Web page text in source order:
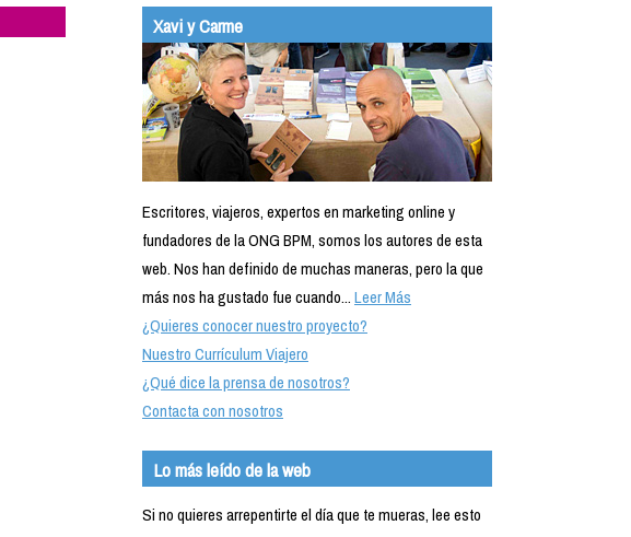
Xavi y Carme
Escritores, viajeros, expertos en marketing online y
fundadores de la ONG BPM, somos los autores de esta
web. Nos han definido de muchas maneras, pero la que
más nos ha gustado fue cuando...Leer Más
¿Quieres conocer nuestro proyecto?
Nuestro Currículum Viajero
¿Qué dice la prensa de nosotros?
Contacta con nosotros
Lo más leído de la web
Si no quieres arrepentirte el día que te mueras, lee esto